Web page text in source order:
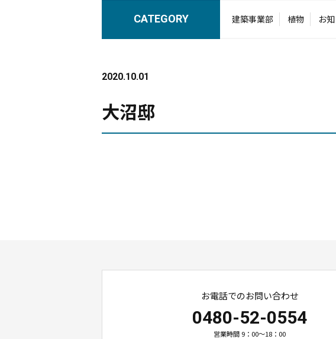
CATEGORY 建築事業部 植物 お
2020.10.01
大沼邸
お電話でのお問い合わせ
0480-52-0554
営業時間 9：00～18：00